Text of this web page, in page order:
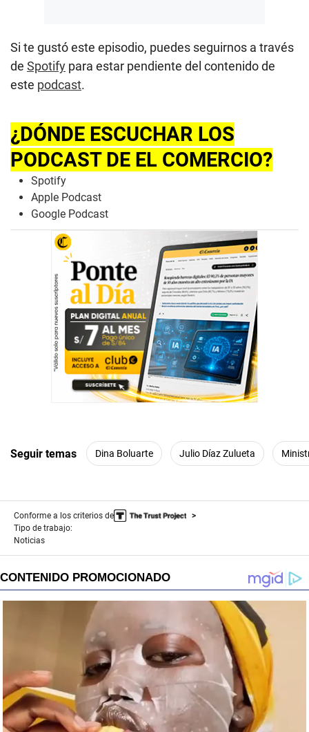
Si te gustó este episodio, puedes seguirnos a través
de Spotify para estar pendiente del contenido de
este podcast.
¿DÓNDE ESCUCHAR LOS
PODCAST DE EL COMERCIO?
Spotify
Apple Podcast
Google Podcast
Seguir temas Dina Boluarte Julio Díaz Zulueta
Conforme a los criterios de
Tipo de trabajo:
Noticias